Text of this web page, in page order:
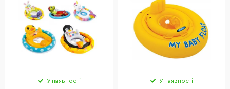
У наявності У наявності